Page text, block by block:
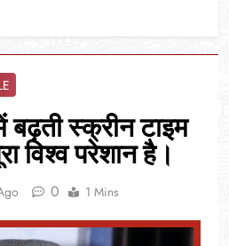
बढ़ती स्क्रीन टाइम
विश्व परेशान है।
0 1 Mins